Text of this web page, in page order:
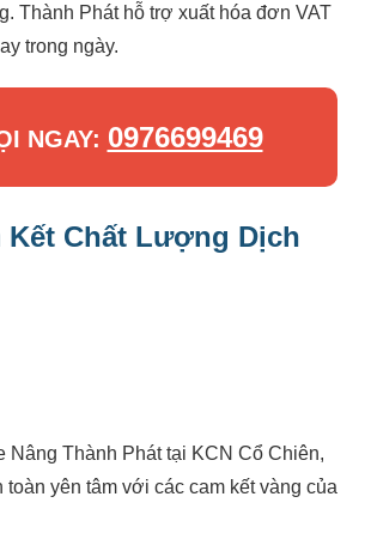
Thành Phát hỗ trợ xuất hóa đơn VAT
trong ngày.
NGAY: 0976699469
Kết Chất Lượng Dịch
Nâng Thành Phát tại KCN Cổ Chiên,
toàn yên tâm với các cam kết vàng của